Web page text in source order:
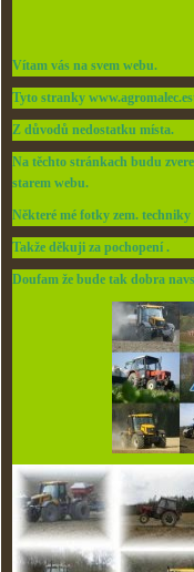
Vítam vás na svem webu.
Tyto stranky
Z důvodů nedostatku místa.
Na těchto stránkach budu
starem webu.
Některé mé fotky zem.
Takže děkuji za pochopení .
Doufam že bude tak dobra